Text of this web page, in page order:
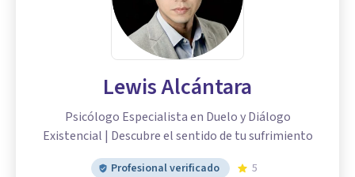
Lewis Alcántara
Psicólogo Especialista en Duelo y Diálogo
Existencial | Descubre el sentido de tu sufrimiento
Profesional verificado
5